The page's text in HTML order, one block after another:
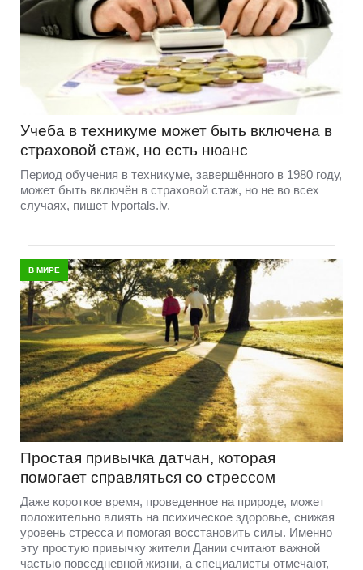
Учеба в техникуме может быть включена в
страховой стаж, но есть нюанс
Период обучения в техникуме, завершённого в 1980 году,
может быть включён в страховой стаж, но не во всех
случаях, пишет lvportals.lv.
В МИРЕ
Простая привычка датчан, которая
помогает справляться со стрессом
Даже короткое время, проведенное на природе, может
положительно влиять на психическое здоровье, снижая
уровень стресса и помогая восстановить силы. Именно
эту простую привычку жители Дании считают важной
частью повседневной жизни, а специалисты отмечают,